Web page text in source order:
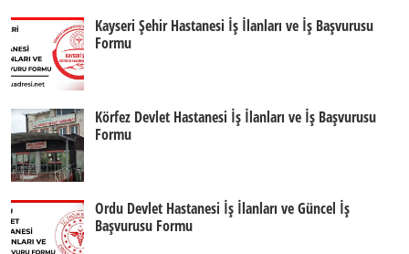
Kayseri Şehir Hastanesi İş İlanları ve İş Başvurusu
Formu
Körfez Devlet Hastanesi İş İlanları ve İş Başvurusu
Formu
Ordu Devlet Hastanesi İş İlanları ve Güncel İş
Başvurusu Formu